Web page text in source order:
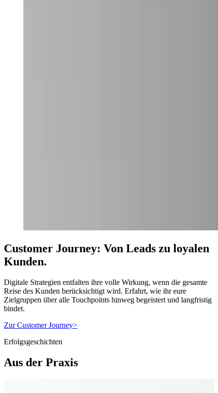
Customer Journey: Von Leads zu loyalen
Kunden.
Digitale Strategien entfalten ihre volle Wirkung, wenn die gesamte
Reise des Kunden berücksichtigt wird. Erfahrt, wie ihr eure
Zielgruppen über alle Touchpoints hinweg begeistert und langfristig
bindet.
Zur Customer Journey>
Erfolgsgeschichten
Aus der Praxis